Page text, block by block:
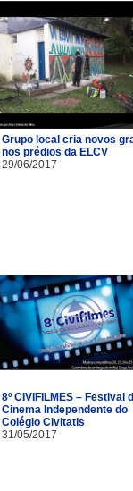
Grupo local cria novos
nos prédios da ELCV
29/06/2017
8º CIVIFILMES – Festival
Cinema Independente do
Colégio Civitatis
31/05/2017